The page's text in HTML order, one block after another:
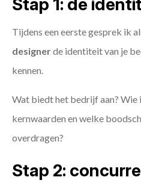
Stap 1: de
Tijdens een eerste gesprek ik
designerde identiteit van je
kennen.
Wat biedt het bedrijf aan? Wie
kernwaarden en welke
overdragen?
Stap 2: